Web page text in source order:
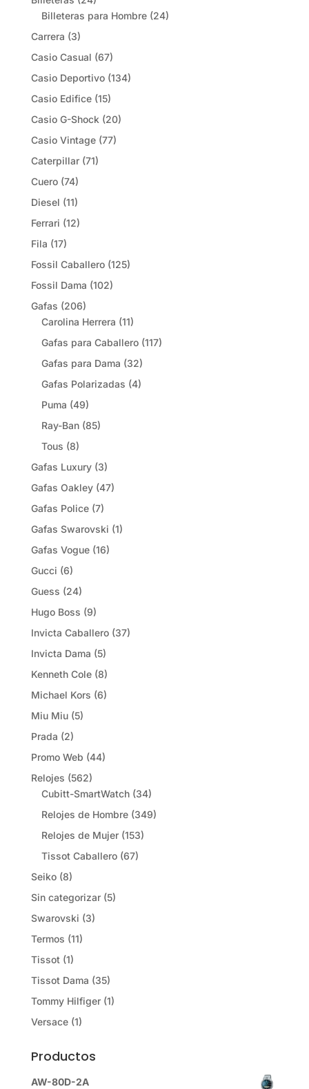
Billeteras para Hombre (24)
Carrera (3)
Casio Casual (67)
Casio Deportivo (134)
Casio Edifice (15)
Casio G-Shock (20)
Casio Vintage (77)
Caterpillar (71)
Cuero (74)
Diesel (11)
Ferrari (12)
Fila (17)
Fossil Caballero (125)
Fossil Dama (102)
Gafas (206)
Carolina Herrera (11)
Gafas para Caballero (117)
Gafas para Dama (32)
Gafas Polarizadas (4)
Puma (49)
Ray-Ban (85)
Tous (8)
Gafas Luxury (3)
Gafas Oakley (47)
Gafas Police (7)
Gafas Swarovski (1)
Gafas Vogue (16)
Gucci (6)
Guess (24)
Hugo Boss (9)
Invicta Caballero (37)
Invicta Dama (5)
Kenneth Cole (8)
Michael Kors (6)
Miu Miu (5)
Prada (2)
Promo Web (44)
Relojes (562)
Cubitt-SmartWatch (34)
Relojes de Hombre (349)
Relojes de Mujer (153)
Tissot Caballero (67)
Seiko (8)
Sin categorizar (5)
Swarovski (3)
Termos (11)
Tissot (1)
Tissot Dama (35)
Tommy Hilfiger (1)
Versace (1)
Productos
AW-80D-2A